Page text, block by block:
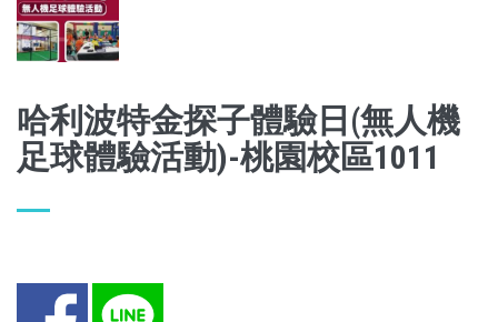
哈利波特金探子體驗日(無人機
足球體驗活動)-桃園校區1011
Facebook LINE